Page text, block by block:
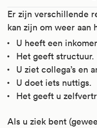
Er zijn verschillende
kan zijn om weer aan
U heeft een
Het geeft structuur.
U ziet collega’s en
U doet iets nuttigs.
Het geeft u
Als u ziek bent